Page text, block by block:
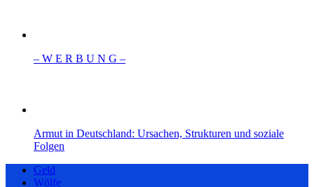
– W Ε R Β U Ν G –
Armut in Deutschland: Ursachen, Strukturen und soziale
Folgen
Geld
Wölfe